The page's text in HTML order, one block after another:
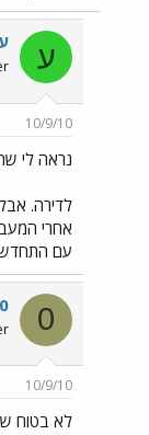
ע
10/9/10
נראה לי
לדירה.
אחרי
עם
0 0 אור 0
10/9/10
לא בטוח